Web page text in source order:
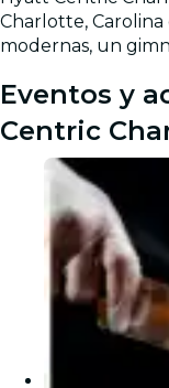
Charlotte,
modernas, un
Eventos y
Centric